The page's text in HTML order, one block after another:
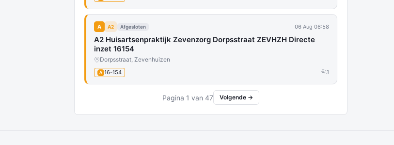
A A2 Afgesloten 06 Aug 08:58
A2 Huisartsenpraktijk Zevenzorg Dorpsstraat ZEVHZH Directe
inzet 16154
Dorpsstraat, Zevenhuizen
A 16-154 1
Pagina 1 van 47 Volgende →